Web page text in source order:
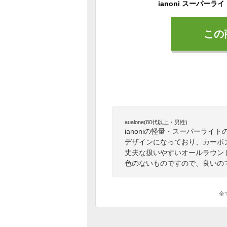
こ
aualone(80代以上・男性)
ianoniの軽量・スーパーライト
デザインになっており、カー
丈夫な扱いやすいオールラウ
色のないものですので、良い
全